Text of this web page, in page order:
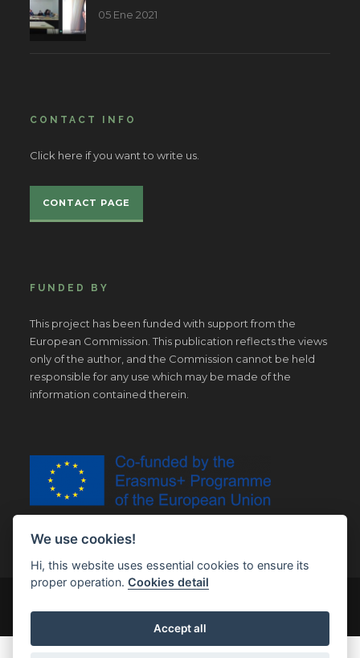
05 Ene 2021
CONTACT INFO
Click here if you want to write us.
CONTACT PAGE
FUNDED BY
This project has been funded with support from the
European Commission. This publication reflects the views
only of the author, and the Commission cannot be held
responsible for any use which may be made of the
information contained therein.
We use cookies!
Hi, this website uses essential cookies to ensure its
proper operation.Cookies detail
Accept all